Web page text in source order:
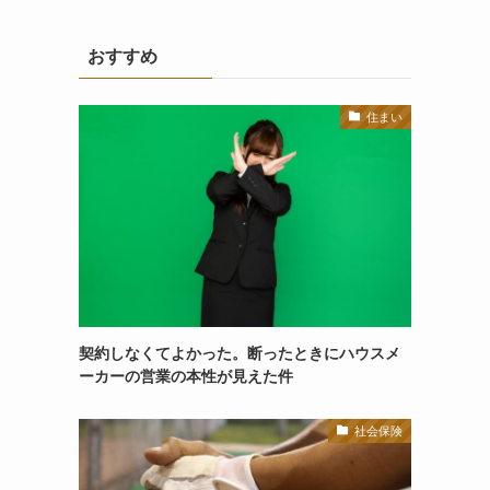
おすすめ
住まい
契約しなくてよかった。断ったときにハウスメ
ーカーの営業の本性が見えた件
社会保険